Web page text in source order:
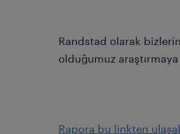
Randstad olarak
olduğumuz
Rapora bu linkten